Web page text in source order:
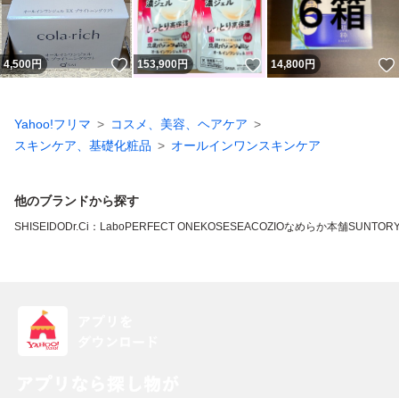
4,500円 いいね！
153,900円 いいね！
14,800円
Yahoo!フリマ
コスメ、美容、ヘアケア
スキンケア、基礎化粧品
オールインワンスキンケア
他のブランドから探す
SHISEIDODr.Ci：LaboPERFECT ONEKOSESEACOZIOなめらか本舗